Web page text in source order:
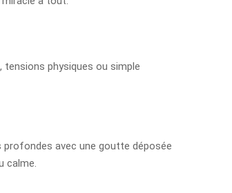
physiques ou simple
avec une goutte déposée
calme.